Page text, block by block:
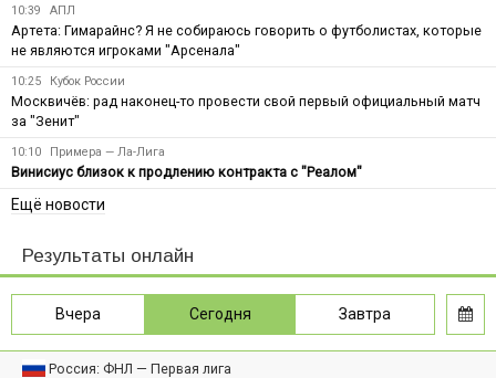
10:39 АПЛ
Артета: Гимарайнс? Я не собираюсь говорить о футболистах, которые
не являются игроками "Арсенала"
10:25 Кубок России
Москвичёв: рад наконец-то провести свой первый официальный матч
за "Зенит"
10:10 Примера — Ла-Лига
Винисиус близок к продлению контракта с "Реалом"
Ещё новости
Результаты онлайн
Вчера Сегодня Завтра
Россия: ФНЛ — Первая лига